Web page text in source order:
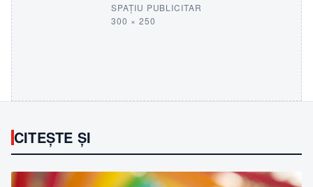
SPAȚIU PUBLICITAR
300 × 250
CITEȘTE ȘI